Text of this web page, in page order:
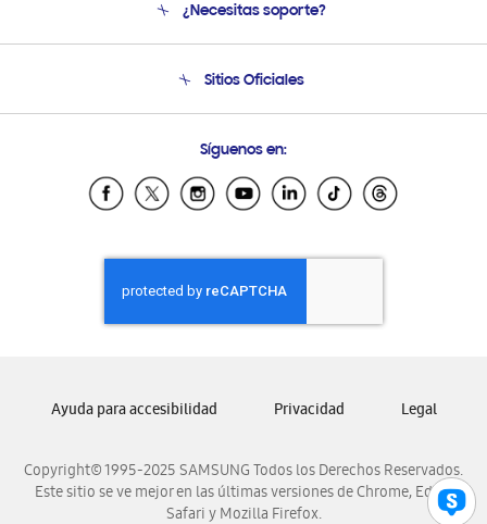
Soporte
Condiciones de Compra
¿Necesitas soporte?
Soporte vía eMail
Sitios Oficiales
Samsung Ecuador
Samsung El Salvador
Samsung Honduras
Samsung Nicaragua
Samsung Panamá
Samsung Venezuela
Síguenos en:
Copyright© 1995-2025 SAMSUNG Todos los Derechos Reservados.
Este sitio se ve mejor en las últimas versiones de Chrome, Edge,
Safari y Mozilla Firefox.
Ayuda para accesibilidad Privacidad Legal